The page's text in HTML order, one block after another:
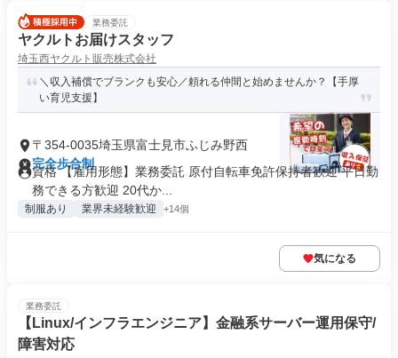
業務委託
ヤクルトお届けスタッフ
埼玉西ヤクルト販売株式会社
＼収入補償でブランクも安心／頼れる仲間と始めませんか？【手厚
い育児支援】
〒354-0035埼玉県富士見市ふじみ野西
完全歩合制
資格 【雇用形態】業務委託 原付自転車免許保持者歓迎 平日勤
務できる方歓迎 20代か...
制服あり 業界未経験歓迎 +14個
気になる
業務委託
【Linux/インフラエンジニア】金融系サーバー運用保守/
障害対応